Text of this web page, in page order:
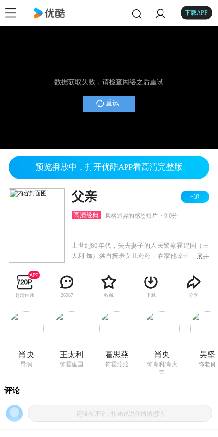
下载APP
数据获取失败，请检查网络之后重试
重试
预览播放中，打开优酷APP看高清完整版
父亲 +追
高清经典 风格迥异的感恩短片 9.0分
上世纪80年代，失去妻子的人民警察霍建国（王
太利 饰）独自抚养女儿燕燕，在家他辛苦操劳，
着不懈的斗争。他是百姓们所钦佩的对象，也是
女儿最为敬仰的好父亲。转眼间，燕燕（霍思燕
饰）出落成亭亭玉立的大姑娘，情窦初开的她与
亲极力的反对，父女的关系也开始紧张起来。年
复一年，曾经飒爽英姿的老霍已经变成满头白
忙的大都市辛苦打拼，承受各种各样的委屈，可
是这对父女却始终有着无法跨越的鸿沟与不能割
舍的牵绊……
展开
超清画质 26987 收藏 下载 分享
肖央
导演
王太利
饰霍建国
霍思燕
饰霍燕燕
肖央
饰肖利/肖大
宝
吴坚
饰老肖